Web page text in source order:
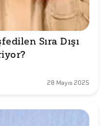
Sıra Dışı
28 Mayıs 2025